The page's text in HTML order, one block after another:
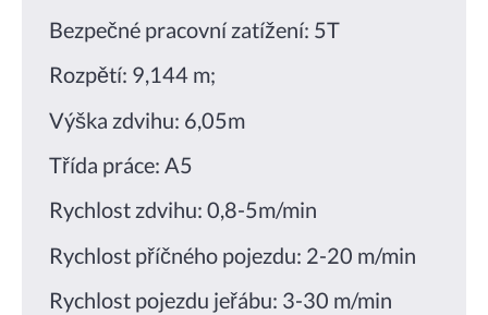
Bezpečné pracovní zatížení: 5T
Rozpětí: 9,144 m;
Výška zdvihu: 6,05m
Třída práce: A5
Rychlost zdvihu: 0,8-5m/min
Rychlost příčného pojezdu: 2-20 m/min
Rychlost pojezdu jeřábu: 3-30 m/min